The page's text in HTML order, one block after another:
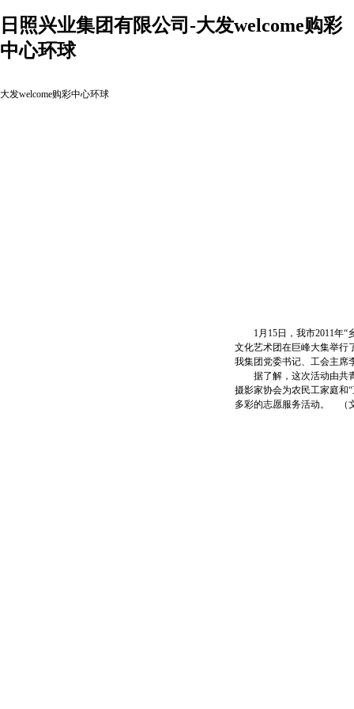
日照兴业集团有限公司-大发welcome购彩
中心环球
大发welcome购彩中心环球
1月15日，我市2011年“乡
文化艺术团在巨峰大集举行
我集团党委书记、工会主席
据了解，这次活动由共青
摄影家协会为农民工家庭和
多彩的志愿服务活动。 （